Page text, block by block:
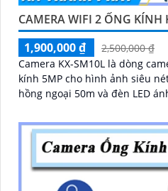
CAMERA WIFI 2 ỐNG KÍNH
1,900,000 ₫
2,500,000 ₫
Camera KX-SM10L là dòng
kính 5MP cho hình ảnh siêu
hồng ngoại 50m và đèn LED